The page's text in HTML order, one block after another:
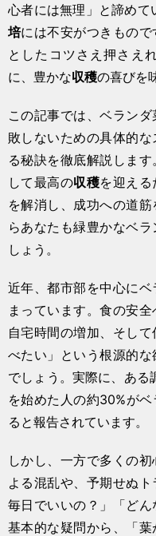
心者には無理」と諦め
培には不安がつきもの
としたコツさえ押さえ
に、豊かな収穫の喜びを
この記事では、ベラン
敗しないための具体的な
る秘訣を徹底解説しま
して最高の収穫を迎え
を解消し、成功への道
らあなたも緑豊かなベ
しょう。
近年、都市部を中心に
まっています。食の安
自宅時間の増加、そし
べたい」という根源的
でしょう。実際に、あ
を始めた人の約30%が
ると報告されています。
しかし、一方で多くの
よる混乱や、予期せぬ
毎日でいいの？」「ど
基本的な疑問から、「